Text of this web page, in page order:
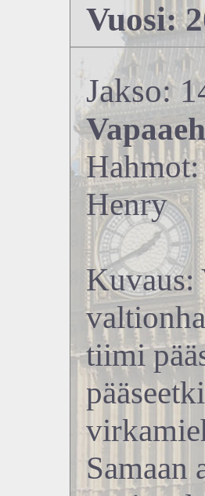
Vuosi:
Jakso:
Henry
Kuvaus:
tiimi
Samaan